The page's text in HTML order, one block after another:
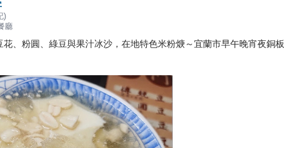
)
廳
、粉圓、綠豆與果汁冰沙，在地特色米粉焿～宜蘭市早午晚宵夜銅板